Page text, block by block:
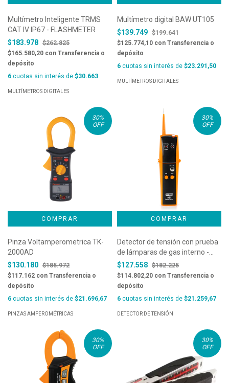
Multímetro Inteligente TRMS
CAT IV IP67 - FLASHMETER
$183.978 $262.825
$165.580,20 con Transferencia o
depósito
6 cuotas sin interés de $30.663
MULTÍMETROS DIGITALES
Multímetro digital BAW UT105
$139.749 $199.641
$125.774,10 con Transferencia o
depósito
6 cuotas sin interés de $23.291,50
MULTÍMETROS DIGITALES
30%
OFF
Pinza Voltamperometrica TK-
2000AD
$130.180 $185.972
$117.162 con Transferencia o
depósito
6 cuotas sin interés de $21.696,67
PINZAS AMPEROMÉTRICAS
30%
OFF
Detector de tensión con prueba
de lámparas de gas interno -
HT5
$127.558 $182.225
$114.802,20 con Transferencia o
depósito
6 cuotas sin interés de $21.259,67
DETECTOR DE TENSIÓN
30%
OFF
30%
OFF